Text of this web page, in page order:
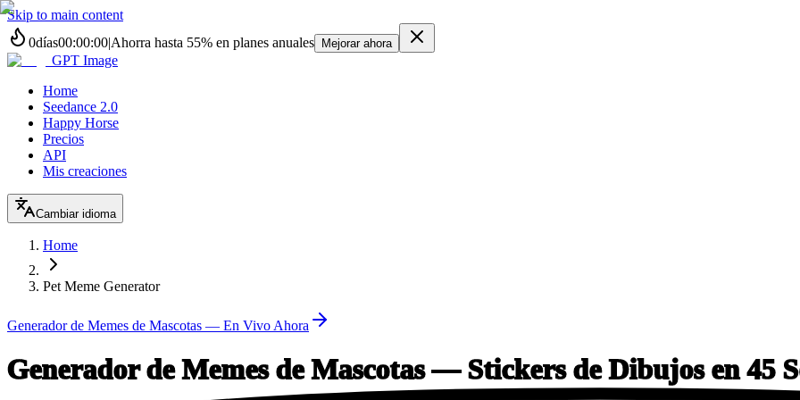
Skip to main content
0días00:00:00|Ahorra hasta 55% en planes anuales Mejorar ahora
GPT Image
Home
Seedance 2.0
Happy Horse
Precios
API
Mis creaciones
Cambiar idioma
Home
Pet Meme Generator
Generador de Memes de Mascotas — En Vivo Ahora
Generador de Memes de Mascotas — Stickers de Dibujos en 45